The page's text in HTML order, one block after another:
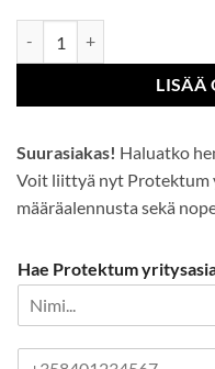
LISÄÄ
Suurasiakas! Haluatko
Voit liittyä nyt Protektum
määräalennusta sekä
Hae Protektum